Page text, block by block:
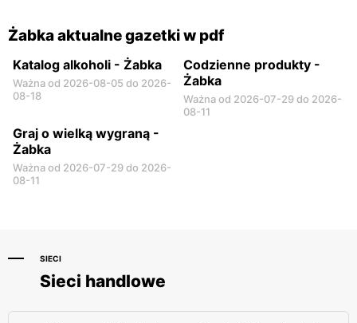
Żabka aktualne gazetki w pdf
Katalog alkoholi - Żabka
Ważna od 2026-08-05 do 2026-
08-18
Codzienne produkty -
Żabka
Ważna od 2026-07-29 do 2026-
08-11
Graj o wielką wygraną -
Żabka
Ważna od 2026-07-29 do 2026-
08-11
SIECI
Sieci handlowe